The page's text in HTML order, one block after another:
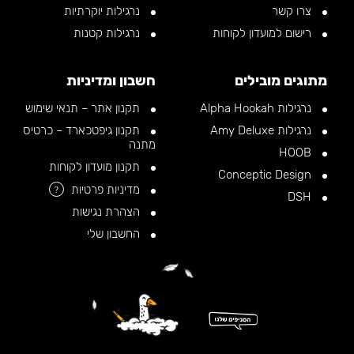
צרו קשר
רישום למועדון לקוחות
נרגילות יוקרתיות
נרגילות קטנות
מתוגים מובילים
נרגילות Alpha Hookah
נרגילות Amy Deluxe
חשבון ומדיניות
תקנון אתר – תנאי שימוש
תקנון גיפטכארד – כרטיס
מתנה
תקנון מועדון לקוחות
מדיניות פרטיות
?
הצהרת נגישות
החשבון שלי